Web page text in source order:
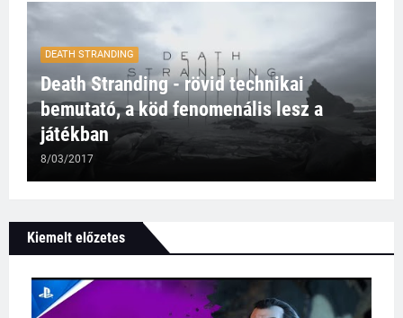
DEATH STRANDING
Death Stranding - rövid technikai
bemutató, a köd fenomenális lesz a
játékban
8/03/2017
Kiemelt előzetes